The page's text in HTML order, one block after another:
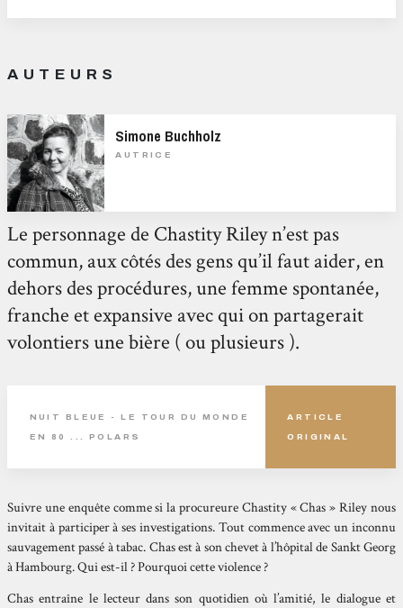
AUTEURS
Simone Buchholz
AUTRICE
Le personnage de Chastity Riley n’est pas
commun, aux côtés des gens qu’il faut aider, en
dehors des procédures, une femme spontanée,
franche et expansive avec qui on partagerait
volontiers une bière ( ou plusieurs ).
NUIT BLEUE - LE TOUR DU MONDE
EN 80 ... POLARS
ARTICLE
ORIGINAL
Suivre une enquête comme si la procureure Chastity « Chas » Riley nous
invitait à participer à ses investigations. Tout commence avec un inconnu
sauvagement passé à tabac. Chas est à son chevet à l’hôpital de Sankt Georg
à Hambourg. Qui est-il ? Pourquoi cette violence ?
Chas entraîne le lecteur dans son quotidien où l’amitié, le dialogue et